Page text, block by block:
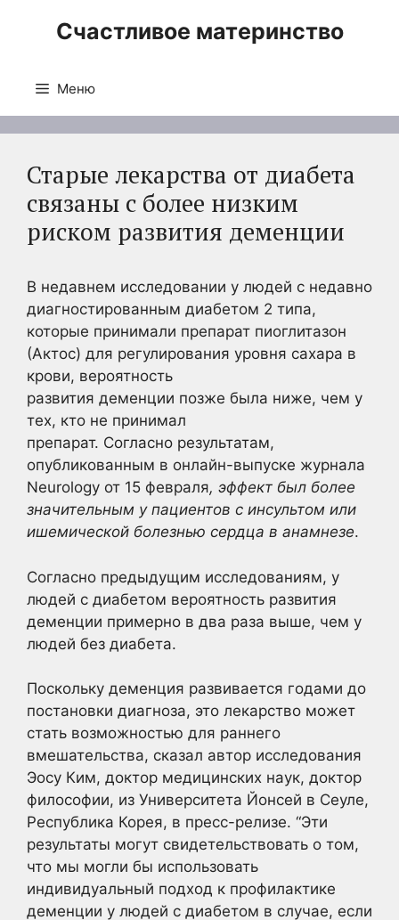
Счастливое материнство
Меню
Старые лекарства от диабета
связаны с более низким
риском развития деменции
В недавнем исследовании у людей с недавно
диагностированным диабетом 2 типа,
которые принимали препарат пиоглитазон
(Актос) для регулирования уровня сахара в
крови, вероятность
развития деменции позже была ниже, чем у
тех, кто не принимал
препарат. Согласно результатам,
опубликованным в онлайн-выпуске журнала
Neurology от 15 февраля, эффект был более
значительным у пациентов с инсультом или
ишемической болезнью сердца в анамнезе.
Согласно предыдущим исследованиям, у
людей с диабетом вероятность развития
деменции примерно в два раза выше, чем у
людей без диабета.
Поскольку деменция развивается годами до
постановки диагноза, это лекарство может
стать возможностью для раннего
вмешательства, сказал автор исследования
Эосу Ким, доктор медицинских наук, доктор
философии, из Университета Йонсей в Сеуле,
Республика Корея, в пресс-релизе. “Эти
результаты могут свидетельствовать о том,
что мы могли бы использовать
индивидуальный подход к профилактике
деменции у людей с диабетом в случае, если